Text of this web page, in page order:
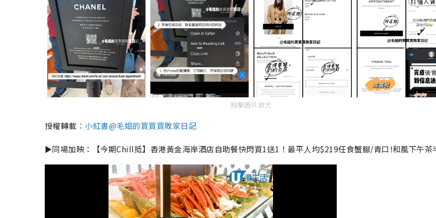
點擊圖片放大
授權轉載︰ 小紅書@毛姐的買買買敗家日記
►同場加映：【今期Chill抵】香港黃金海岸酒店自助餐快閃買1送1！最平人均$219任食蟹腳/青口!和風下午茶